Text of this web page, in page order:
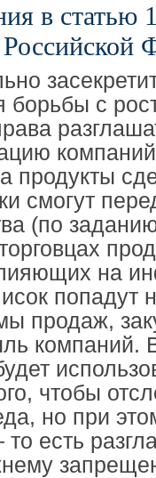
в статью
борьбы с
продукты
смогут
(по
на
попадут
продаж,
компаний.
чтобы
но при
есть